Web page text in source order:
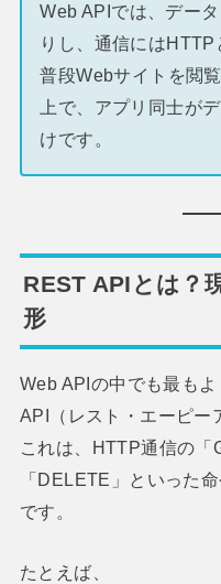
Web APIでは、デー
りし、通信にはHTTP
普段Webサイトを閲
上で、アプリ同士が
けです。
REST APIとは？
形
Web APIの中でも最も
API（レスト・エーピー
これは、HTTP通信の「
「DELETE」といった
です。
たとえば、